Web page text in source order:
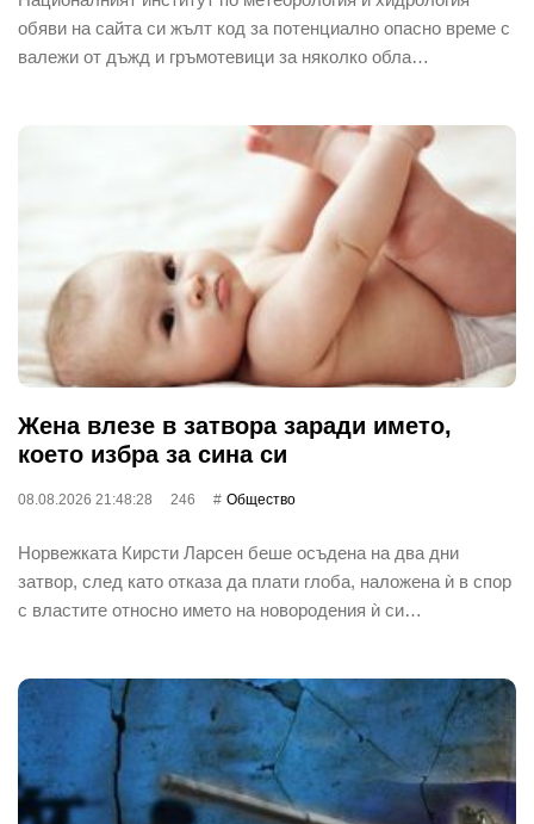
обяви на сайта си жълт код за потенциално опасно време с
валежи от дъжд и гръмотевици за няколко обла…
Жена влезе в затвора заради името,
което избра за сина си
08.08.2026 21:48:28 246 Общество
Норвежката Кирсти Ларсен беше осъдена на два дни
затвор, след като отказа да плати глоба, наложена ѝ в спор
с властите относно името на новородения ѝ си…